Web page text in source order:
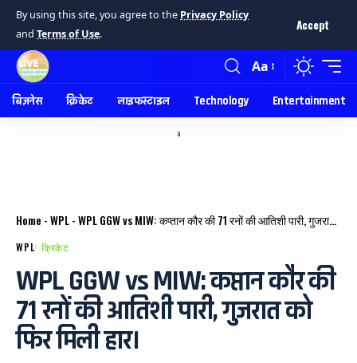
By using this site, you agree to the Privacy Policy
and Terms of Use.
Accept
Aa
बिज़नेस क्रिकेट लाइफस्टाइल Technology Entertainment
a
Home -WPL-WPL GGW vs MIW: कप्तान कौर की 71 रनों की आतिशी पारी, गुजरात को फिर मिली हार।
WPL क्रिकेट
WPL GGW vs MIW: कप्तान कौर की
71 रनों की आतिशी पारी, गुजरात को
फिर मिली हार।